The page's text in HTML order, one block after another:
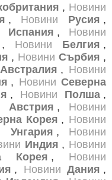
, Новини
, Новини Русия ,
Испания , Новини
, Новини Белгия ,
, Новини Сърбия ,
Австралия , Новини
, Новини Северна
, Новини Полша ,
Австрия , Новини
Корея , Новини
Унгария , Новини
Индия , Новини
Корея , Новини
, Новини Дания ,